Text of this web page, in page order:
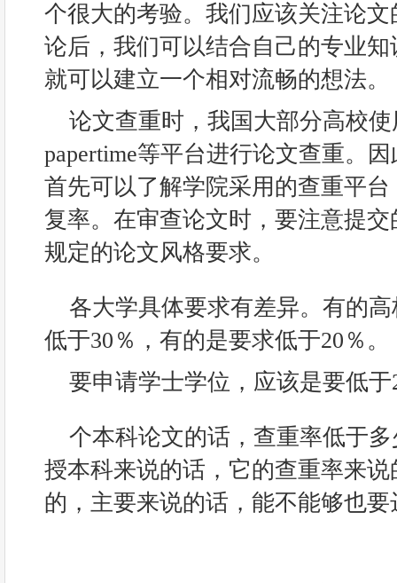
个很大的考验。我们应该关注论
论后，我们可以结合自己的专业
就可以建立一个相对流畅的想法。
论文查重时，我国大部分高校使
papertime等平台进行论文查重。
首先可以了解学院采用的查重平
复率。在审查论文时，要注意提
规定的论文风格要求。
各大学具体要求有差异。有的
低于30％，有的是要求低于20％。
要申请学士学位，应该是要低于
个本科论文的话，查重率低于
授本科来说的话，它的查重率来
的，主要来说的话，能不能够也